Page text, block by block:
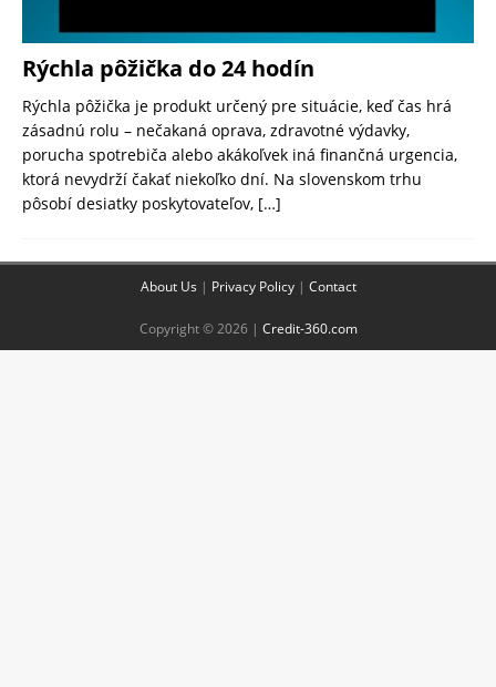
Rýchla pôžička do 24 hodín
Rýchla pôžička je produkt určený pre situácie, keď čas hrá
zásadnú rolu – nečakaná oprava, zdravotné výdavky,
porucha spotrebiča alebo akákoľvek iná finančná urgencia,
ktorá nevydrží čakať niekoľko dní. Na slovenskom trhu
pôsobí desiatky poskytovateľov, […]
About Us | Privacy Policy| Contact
Copyright © 2026 | Credit-360.com